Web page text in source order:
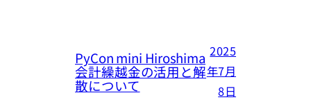
PyCon mini Hiroshima
会計繰越金の活用と解
散について
2025
年7月
8日